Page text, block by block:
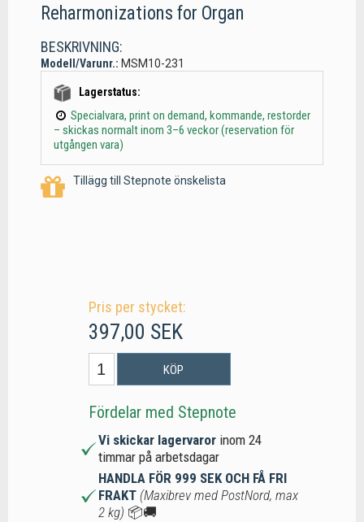
Reharmonizations for Organ
BESKRIVNING:
Modell/Varunr.: MSM10-231
Lagerstatus:
Specialvara, print on demand, kommande, restorder
– skickas normalt inom 3–6 veckor (reservation för
utgången vara)
Tillägg till Stepnote önskelista
Pris per stycket:
397,00 SEK
KÖP
Fördelar med Stepnote
Vi skickar lagervaror inom 24
timmar på arbetsdagar
HANDLA FÖR 999 SEK OCH FÅ FRI
FRAKT (Maxibrev med PostNord, max
2 kg) 📦🚚